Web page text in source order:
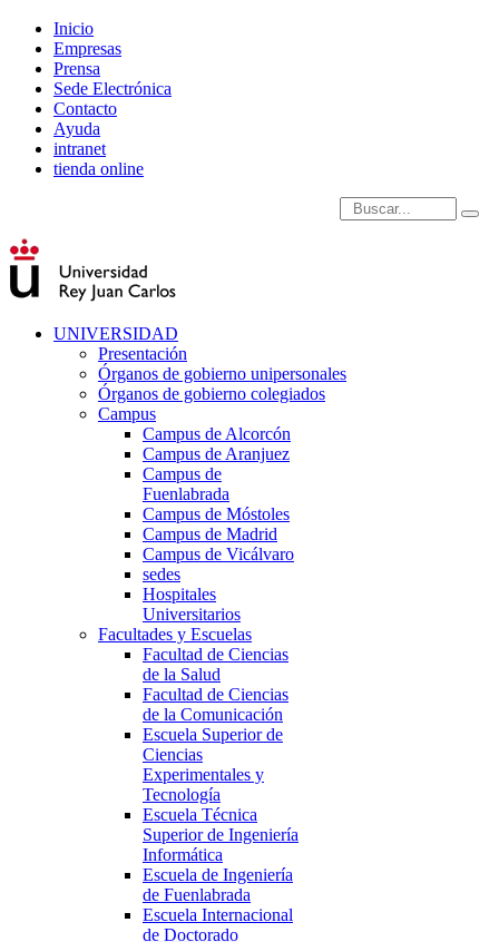
Inicio
Empresas
Prensa
Sede Electrónica
Contacto
Ayuda
intranet
tienda online
Introduce términos de
UNIVERSIDAD
Presentación
Órganos de gobierno unipersonales
Órganos de gobierno colegiados
Campus
Campus de Alcorcón
Campus de Aranjuez
Campus de
Fuenlabrada
Campus de Móstoles
Campus de Madrid
Campus de Vicálvaro
sedes
Hospitales
Universitarios
Facultades y Escuelas
Facultad de Ciencias
de la Salud
Facultad de Ciencias
de la Comunicación
Escuela Superior de
Ciencias
Experimentales y
Tecnología
Escuela Técnica
Superior de Ingeniería
Informática
Escuela de Ingeniería
de Fuenlabrada
Escuela Internacional
de Doctorado